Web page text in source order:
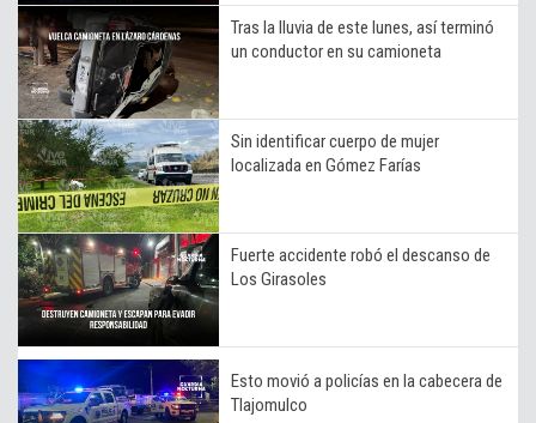
Tras la lluvia de este lunes, así terminó
un conductor en su camioneta
Sin identificar cuerpo de mujer
localizada en Gómez Farías
Fuerte accidente robó el descanso de
Los Girasoles
Esto movió a policías en la cabecera de
Tlajomulco